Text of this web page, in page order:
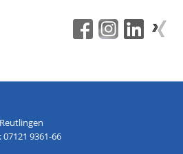
9361-66